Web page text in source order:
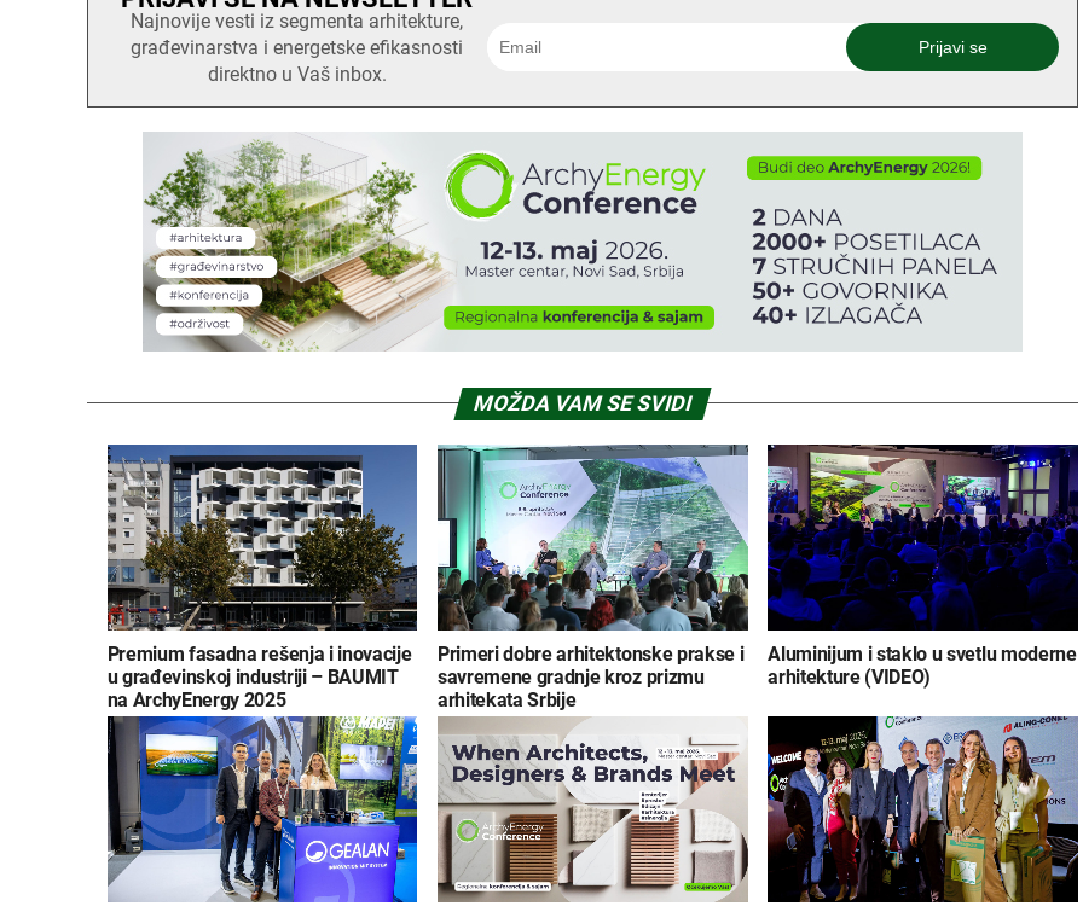
Najnovije vesti iz segmenta arhitekture,
građevinarstva i energetske efikasnosti
direktno u Vaš inbox.
MOŽDA VAM SE SVIDI
Premium fasadna rešenja i inovacije
u građevinskoj industriji – BAUMIT
na ArchyEnergy 2025
Primeri dobre arhitektonske prakse i
savremene gradnje kroz prizmu
arhitekata Srbije
Aluminijum i staklo u svetlu moderne
arhitekture (VIDEO)